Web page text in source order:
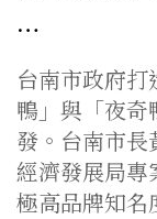
…
台南市政府
鴨」與「夜
發。台南市
經濟發展局
極高品牌知